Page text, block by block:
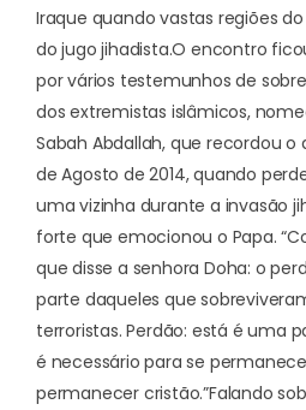
Iraque quando vastas regiões
do jugo jihadista.O encontro
por vários testemunhos de
dos extremistas islâmicos,
Sabah Abdallah, que recordou
de Agosto de 2014, quando
uma vizinha durante a invasão
forte que emocionou o Papa.
que disse a senhora Doha: o
parte daqueles que
terroristas. Perdão: está é uma
é necessário para se
permanecer cristão.”Falando